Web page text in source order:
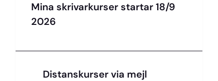
Mina skrivarkurser startar 18/9
2026
Distanskurser via mejl